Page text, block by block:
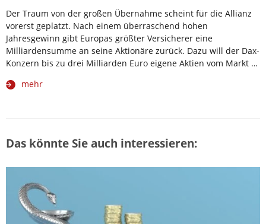
Der Traum von der großen Übernahme scheint für die Allianz
vorerst geplatzt. Nach einem überraschend hohen
Jahresgewinn gibt Europas größter Versicherer eine
Milliardensumme an seine Aktionäre zurück. Dazu will der Dax-
Konzern bis zu drei Milliarden Euro eigene Aktien vom Markt …
mehr
Das könnte Sie auch interessieren: